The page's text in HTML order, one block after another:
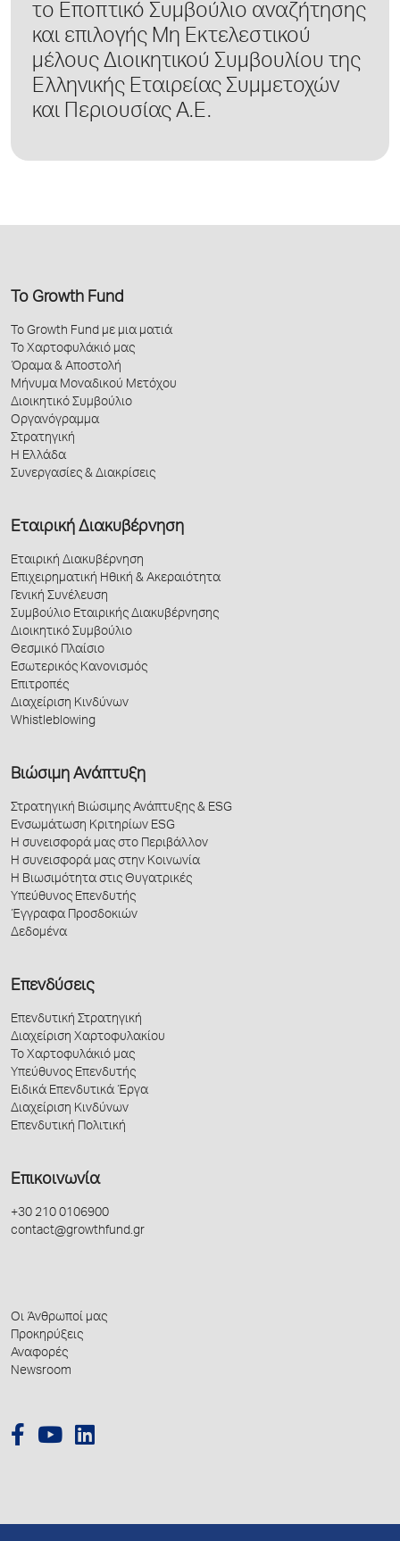
το Εποπτικό Συμβούλιο αναζήτησης
και επιλογής Μη Εκτελεστικού
μέλους Διοικητικού Συμβουλίου της
Ελληνικής Εταιρείας Συμμετοχών
και Περιουσίας Α.Ε.
Το Growth Fund
Το Growth Fund με μια ματιά
Το Χαρτοφυλάκιό μας
Όραμα & Αποστολή
Μήνυμα Μοναδικού Μετόχου
Διοικητικό Συμβούλιο
Οργανόγραμμα
Στρατηγική
Η Ελλάδα
Συνεργασίες & Διακρίσεις
Εταιρική Διακυβέρνηση
Εταιρική Διακυβέρνηση
Επιχειρηματική Ηθική & Ακεραιότητα
Γενική Συνέλευση
Συμβούλιο Εταιρικής Διακυβέρνησης
Διοικητικό Συμβούλιο
Θεσμικό Πλαίσιο
Εσωτερικός Κανονισμός
Επιτροπές
Διαχείριση Κινδύνων
Whistleblowing
Βιώσιμη Ανάπτυξη
Στρατηγική Βιώσιμης Ανάπτυξης & ESG
Ενσωμάτωση Κριτηρίων ESG
Η συνεισφορά μας στο Περιβάλλον
Η συνεισφορά μας στην Κοινωνία
Η Βιωσιμότητα στις Θυγατρικές
Υπεύθυνος Επενδυτής
Έγγραφα Προσδοκιών
Δεδομένα
Επενδύσεις
Επενδυτική Στρατηγική
Διαχείριση Χαρτοφυλακίου
Το Χαρτοφυλάκιό μας
Υπεύθυνος Επενδυτής
Ειδικά Επενδυτικά Έργα
Διαχείριση Κινδύνων
Επενδυτική Πολιτική
Επικοινωνία
+30 210 0106900
contact@growthfund.gr
Οι Άνθρωποί μας
Προκηρύξεις
Αναφορές
Newsroom